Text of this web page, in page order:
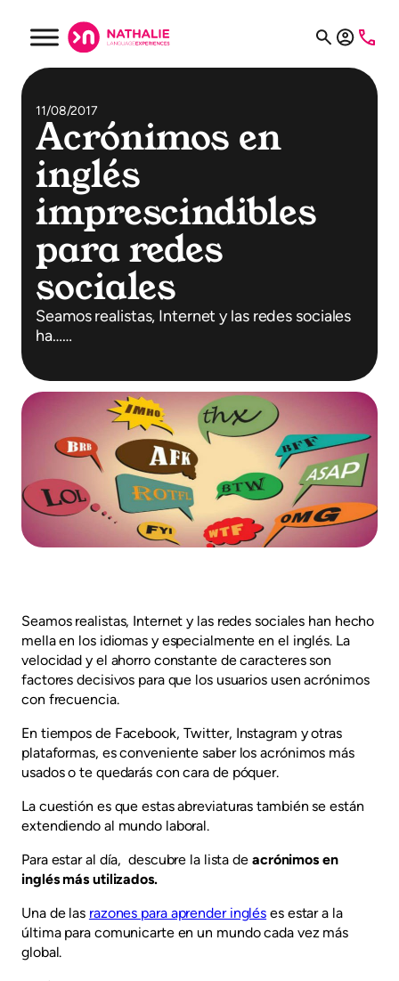
11/08/2017
Acrónimos en
inglés
imprescindibles
para redes
sociales
Seamos realistas, Internet y las redes sociales
ha……
Seamos realistas, Internet y las redes sociales han hecho
mella en los idiomas y especialmente en el inglés. La
velocidad y el ahorro constante de caracteres son
factores decisivos para que los usuarios usen acrónimos
con frecuencia.
En tiempos de Facebook, Twitter, Instagram y otras
plataformas, es conveniente saber los acrónimos más
usados o te quedarás con cara de póquer.
La cuestión es que estas abreviaturas también se están
extendiendo al mundo laboral.
Para estar al día, descubre la lista de acrónimos en
inglés más utilizados.
Una de las razones para aprender inglés es estar a la
última para comunicarte en un mundo cada vez más
global.